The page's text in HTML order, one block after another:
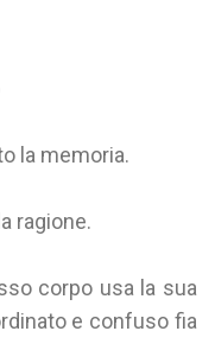
la memoria.
ragione.
corpo usa la sua
e confuso fia